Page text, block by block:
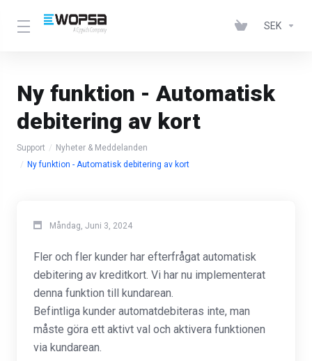
SEK
Ny funktion - Automatisk
debitering av kort
Support
Nyheter & Meddelanden
Ny funktion - Automatisk debitering av kort
Måndag, Juni 3, 2024
Fler och fler kunder har efterfrågat automatisk
debitering av kreditkort. Vi har nu implementerat
denna funktion till kundarean.
Befintliga kunder automatdebiteras inte, man
måste göra ett aktivt val och aktivera funktionen
via kundarean.